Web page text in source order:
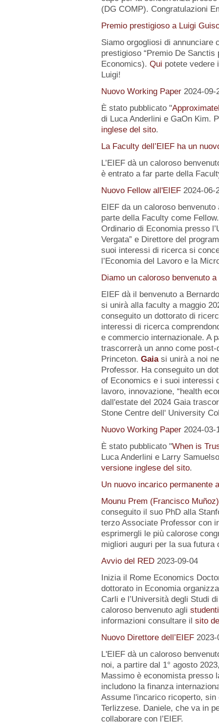
(DG COMP). Congratulazioni
Premio prestigioso a Luigi
Siamo orgogliosi di annunciare
prestigioso “Premio De
Economics). Qui potete vedere
Luigi!
Nuovo Working Paper 2024-09-
È stato pubblicato "
di Luca Anderlini e GaOn Kim.
inglese del sito.
La Faculty dell’EIEF ha un
L’EIEF dà un caloroso
è entrato a far parte della
Nuovo Fellow all'EIEF 2024-06-
EIEF da un caloroso
parte della Faculty come
Ordinario di Economia presso
Vergata” e Direttore del
suoi interessi di ricerca si
l’Economia del Lavoro e la
Diamo un caloroso benvenuto
EIEF dà il benvenuto a
si unirà alla faculty a maggio
conseguito un dottorato di
interessi di ricerca
e commercio internazionale. A
trascorrerà un anno come
Princeton. Gaiasi unirà a noi
Professor. Ha conseguito un
of Economics e i suoi interessi
lavoro, innovazione, “health
dall'estate del 2024 Gaia
Stone Centre dell' University
Nuovo Working Paper 2024-03-
È stato pubblicato "When is
Luca Anderlini e Larry
versione inglese del sito.
Un nuovo incarico permanente
Mounu Prem (Francisco Muñoz)
conseguito il suo PhD alla
terzo Associate Professor con
esprimergli le più calorose
migliori auguri per la sua futura
Avvio del RED 2023-09-04
Inizia il Rome Economics
dottorato in Economia
Carli e l’Università degli Studi
caloroso benvenuto agli
informazioni consultare il sito
Nuovo Direttore dell’EIEF 2023-
L'EIEF dà un caloroso
noi, a partire dal 1° agosto
Massimo è economista presso
includono la finanza
Assume l'incarico ricoperto, sin
Terlizzese. Daniele, che va in
collaborare con l’EIEF.